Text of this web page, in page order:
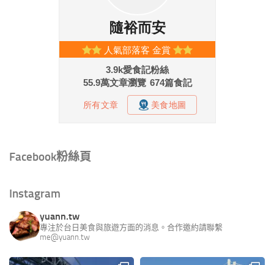
Facebook粉絲頁
Instagram
yuann.tw
專注於台日美食與旅遊方面的消息。合作邀約請聯繫
me@yuann.tw